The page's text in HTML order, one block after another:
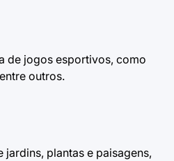
de jogos esportivos, como
outros.
plantas e paisagens,